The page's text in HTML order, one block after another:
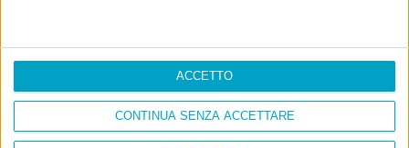
CONTINUA SENZA ACCETTARE
ACCETTO